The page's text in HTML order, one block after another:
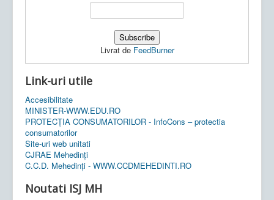
Livrat de FeedBurner
Link-uri utile
Accesibilitate
MINISTER-WWW.EDU.RO
PROTECȚIA CONSUMATORILOR - InfoCons – protectia
consumatorilor
Site-uri web unitati
CJRAE Mehedinți
C.C.D. Mehedinţi - WWW.CCDMEHEDINTI.RO
Noutati ISJ MH